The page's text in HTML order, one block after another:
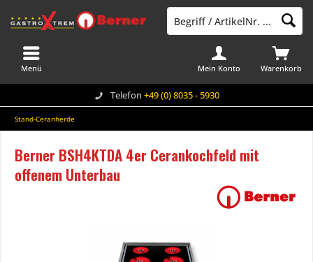
Telefon +49 (0) 8035 - 5930
Warenkorb
Mein Konto
Menü
Stand-Ceranherde
Berner BSH4KTDA 4er Cerankochfeld mit
offenem Unterbau